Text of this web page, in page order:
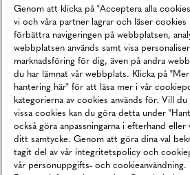
Karriär
Vårt Ansvar
Våra Tjänster
Press
Studentrabatt
B2B
Tillgänglighetsredogörelse
Genom att klicka på "Acceptera alla
vi och våra partner lagrar och läser
förbättra navigeringen på webbplatsen,
webbplatsen används samt visa
marknadsföring för dig, även på andra
du har lämnat vår webbplats. Klicka på
hantering här" för att läsa mer i vår
kategorierna av cookies används för. Vill
vissa cookies kan du göra detta under
också göra anpassningarna i efterhand
ditt samtycke. Genom att göra dina val
tagit del av vår integritetspolicy och
vår personuppgifts- och cookieanvändning.